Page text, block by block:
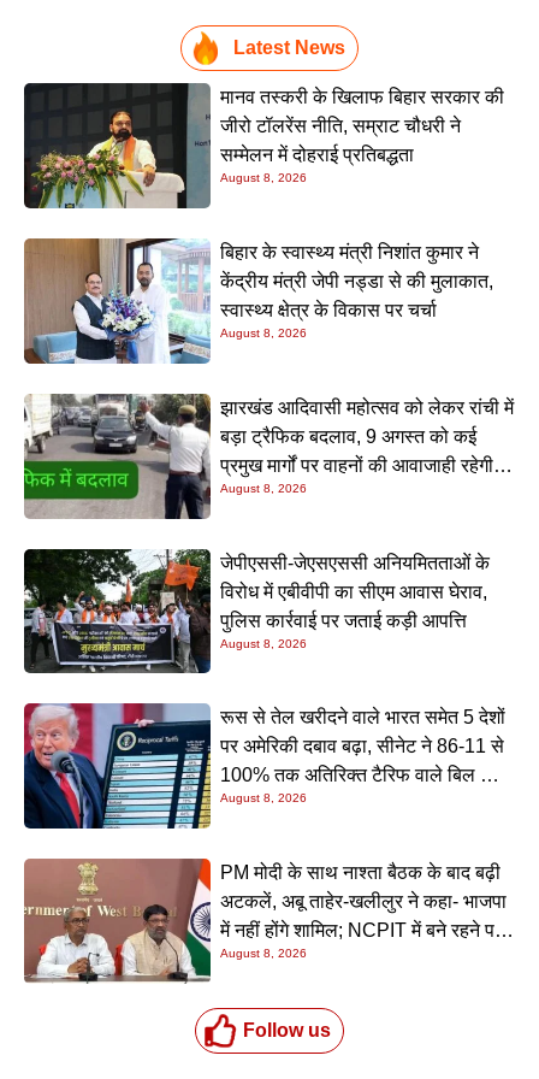
Latest News
मानव तस्करी के खिलाफ बिहार सरकार की
जीरो टॉलरेंस नीति, सम्राट चौधरी ने
सम्मेलन में दोहराई प्रतिबद्धता
August 8, 2026
बिहार के स्वास्थ्य मंत्री निशांत कुमार ने
केंद्रीय मंत्री जेपी नड्डा से की मुलाकात,
स्वास्थ्य क्षेत्र के विकास पर चर्चा
August 8, 2026
झारखंड आदिवासी महोत्सव को लेकर रांची में
बड़ा ट्रैफिक बदलाव, 9 अगस्त को कई
प्रमुख मार्गों पर वाहनों की आवाजाही रहेगी
बंद
August 8, 2026
जेपीएससी-जेएसएससी अनियमितताओं के
विरोध में एबीवीपी का सीएम आवास घेराव,
पुलिस कार्रवाई पर जताई कड़ी आपत्ति
August 8, 2026
रूस से तेल खरीदने वाले भारत समेत 5 देशों
पर अमेरिकी दबाव बढ़ा, सीनेट ने 86-11 से
100% तक अतिरिक्त टैरिफ वाले बिल को
दी मंजूरी; अभी लागू नहीं हुआ शुल्क
August 8, 2026
PM मोदी के साथ नाश्ता बैठक के बाद बढ़ी
अटकलें, अबू ताहेर-खलीलुर ने कहा- भाजपा
में नहीं होंगे शामिल; NCPIT में बने रहने पर
भी नहीं दिया स्पष्ट जवाब
August 8, 2026
Follow us